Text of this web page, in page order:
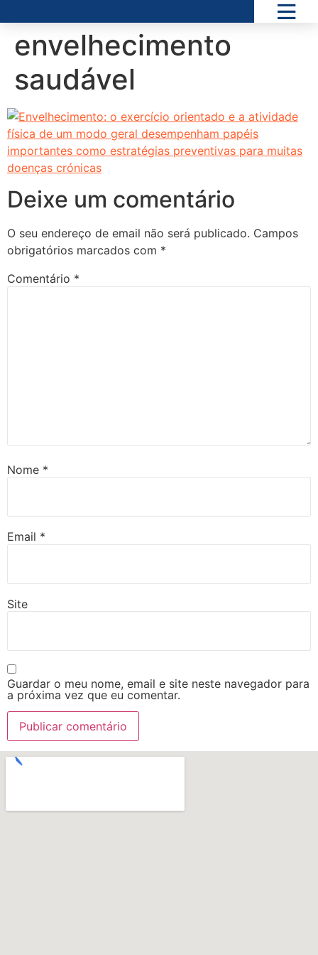
envelhecimento
saudável
Deixe um comentário
O seu endereço de email não será publicado. Campos
obrigatórios marcados com *
Comentário *
Nome *
Email *
Site
Guardar o meu nome, email e site neste navegador para
a próxima vez que eu comentar.